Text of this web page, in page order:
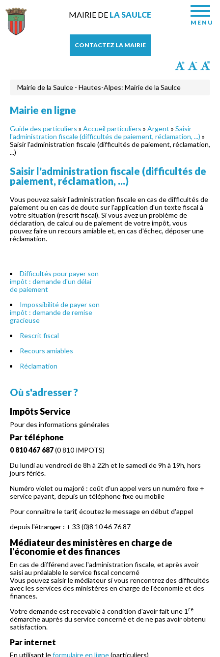
MAIRIE DE LA SAULCE
MENU
CONTACTEZ LA MAIRIE
Mairie de la Saulce - Hautes-Alpes: Mairie de la Saulce
Mairie en ligne
Guide des particuliers » Accueil particuliers » Argent » Saisir
l'administration fiscale (difficultés de paiement, réclamation, ...) »
Saisir l'administration fiscale (difficultés de paiement, réclamation,
...)
Saisir l'administration fiscale (difficultés de
paiement, réclamation, ...)
Vous pouvez saisir l'administration fiscale en cas de difficultés de
paiement ou en cas de doute sur l'application d'un texte fiscal à
votre situation (rescrit fiscal). Si vous avez un problème de
déclaration, de calcul ou de paiement de votre impôt, vous
pouvez faire un recours amiable et, en cas d'échec, déposer une
réclamation.
Difficultés pour payer son
impôt : demande d'un délai
de paiement
Impossibilité de payer son
impôt : demande de remise
gracieuse
Rescrit fiscal
Recours amiables
Réclamation
Où s'adresser ?
Impôts Service
Pour des informations générales
Par téléphone
0 810 467 687(0 810 IMPOTS)
Du lundi au vendredi de 8h à 22h et le samedi de 9h à 19h, hors
jours fériés.
Numéro violet ou majoré : coût d'un appel vers un numéro fixe +
service payant, depuis un téléphone fixe ou mobile
Pour connaître le tarif, écoutez le message en début d'appel
depuis l'étranger : + 33 (0)8 10 46 76 87
Médiateur des ministères en charge de
l'économie et des finances
En cas de différend avec l'administration fiscale, et après avoir
saisi au préalable le service fiscal concerné
Vous pouvez saisir le médiateur si vous rencontrez des difficultés
avec les services des ministères en charge de l'économie et des
finances.
Votre demande est recevable à condition d'avoir fait une 1 re
démarche auprès du service concerné et de ne pas avoir obtenu
satisfaction.
Par internet
En utilisant leformulaire en ligne(particuliers)